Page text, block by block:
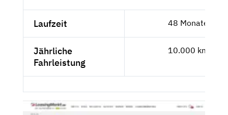
Laufzeit 48 Monate
Jährliche
Fahrleistung
10.000 km